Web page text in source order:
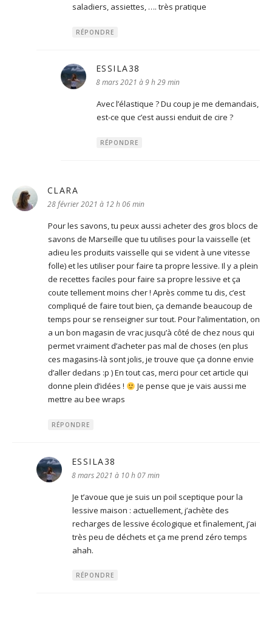
saladiers, assiettes, …. très pratique
RÉPONDRE
ESSILA38
8 mars 2021 à 9 h 29 min
Avec l’élastique ? Du coup je me demandais,
est-ce que c’est aussi enduit de cire ?
RÉPONDRE
CLARA
28 février 2021 à 12 h 06 min
Pour les savons, tu peux aussi acheter des gros blocs de
savons de Marseille que tu utilises pour la vaisselle (et
adieu les produits vaisselle qui se vident à une vitesse
folle) et les utiliser pour faire ta propre lessive. Il y a plein
de recettes faciles pour faire sa propre lessive et ça
coute tellement moins cher ! Après comme tu dis, c’est
compliqué de faire tout bien, ça demande beaucoup de
temps pour se renseigner sur tout. Pour l’alimentation, on
a un bon magasin de vrac jusqu’à côté de chez nous qui
permet vraiment d’acheter pas mal de choses (en plus
ces magasins-là sont jolis, je trouve que ça donne envie
d’aller dedans :p ) En tout cas, merci pour cet article qui
donne plein d’idées !
Je pense que je vais aussi me
mettre au bee wraps
RÉPONDRE
ESSILA38
8 mars 2021 à 10 h 07 min
Je t’avoue que je suis un poil sceptique pour la
lessive maison : actuellement, j’achète des
recharges de lessive écologique et finalement, j’ai
très peu de déchets et ça me prend zéro temps
ahah.
RÉPONDRE